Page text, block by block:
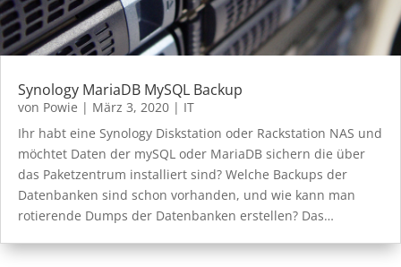
Synology MariaDB MySQL Backup
von Powie | März 3, 2020 | IT
Ihr habt eine Synology Diskstation oder Rackstation NAS und
möchtet Daten der mySQL oder MariaDB sichern die über
das Paketzentrum installiert sind? Welche Backups der
Datenbanken sind schon vorhanden, und wie kann man
rotierende Dumps der Datenbanken erstellen? Das…